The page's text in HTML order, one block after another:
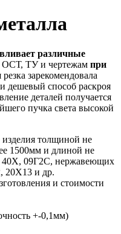
различные
ТУ и чертежам при
резка зарекомендовала
дешевый способ раскроя
деталей получается
пучка света высокой
толщиной не
1500мм и длиной не
40Х, 09Г2С, нержавеющих
20Х13 и др.
и стоимости
+-0,1мм)